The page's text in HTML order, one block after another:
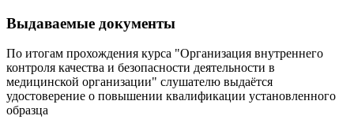
Выдаваемые документы
По итогам прохождения курса "Организация внутреннего
контроля качества и безопасности деятельности в
медицинской организации" слушателю выдаётся
удостоверение о повышении квалификации установленного
образца